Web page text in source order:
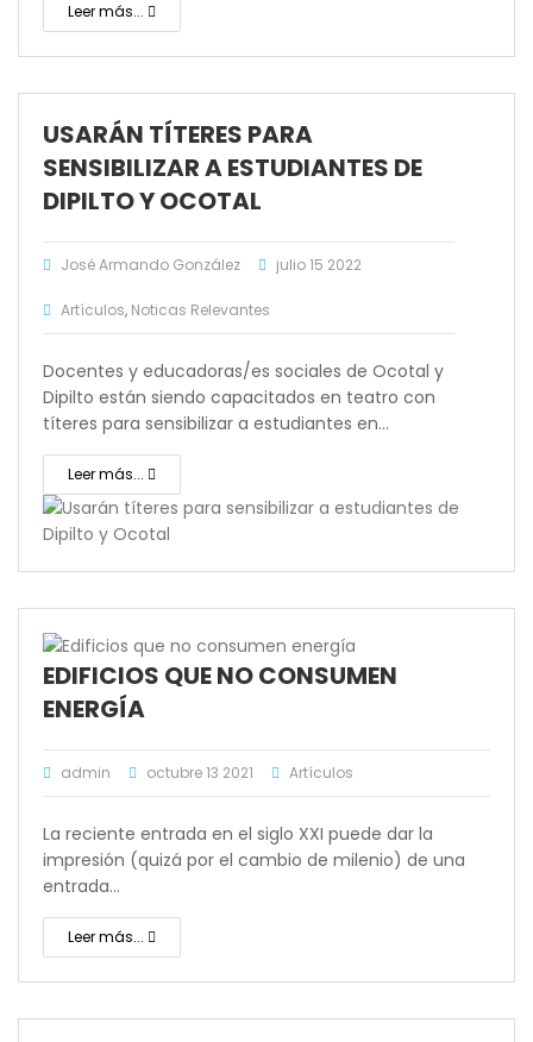
Leer más...
USARÁN TÍTERES PARA
SENSIBILIZAR A ESTUDIANTES DE
DIPILTO Y OCOTAL
José Armando González julio 15 2022
Artículos, Noticas Relevantes
Docentes y educadoras/es sociales de Ocotal y
Dipilto están siendo capacitados en teatro con
títeres para sensibilizar a estudiantes en…
Leer más...
EDIFICIOS QUE NO CONSUMEN
ENERGÍA
admin octubre 13 2021 Artículos
La reciente entrada en el siglo XXI puede dar la
impresión (quizá por el cambio de milenio) de una
entrada…
Leer más...